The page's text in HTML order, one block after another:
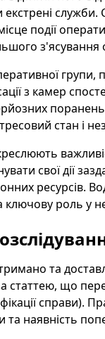
події
з'ясування
групи,
з камер
поранень
стан і
свої дії
ресурсів.
роль у
та
що
справи).
наявність